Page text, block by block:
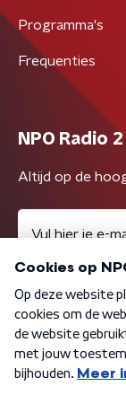
Programma's
Frequenties
NPO Radio
Altijd op de
Algemene